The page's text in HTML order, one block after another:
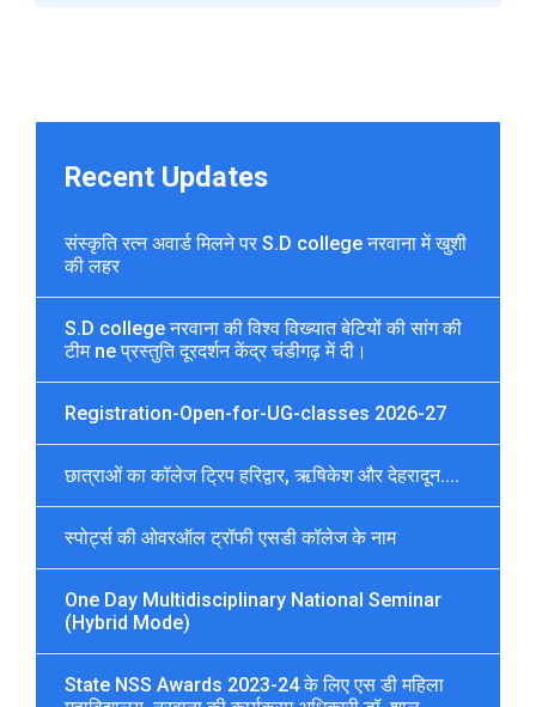
Recent Updates
संस्कृति रत्न अवार्ड मिलने पर S.D college नरवाना में खुशी
की लहर
S.D college नरवाना की विश्व विख्यात बेटियों की सांग की
टीम ne प्रस्तुति दूरदर्शन केंद्र चंडीगढ़ में दी।
Registration-Open-for-UG-classes 2026-27
छात्राओं का कॉलेज ट्रिप हरिद्वार, ऋषिकेश और देहरादून....
स्पोर्ट्स की ओवरऑल ट्रॉफी एसडी कॉलेज के नाम
One Day Multidisciplinary National Seminar
(Hybrid Mode)
State NSS Awards 2023-24 के लिए एस डी महिला